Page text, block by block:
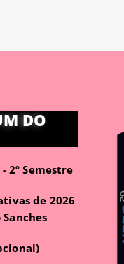
DO
2º Semestre
de 2026
Sanches